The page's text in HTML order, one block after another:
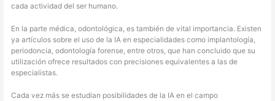
cada actividad del ser humano.
En la parte médica, odontológica, es también de vital importancia. Existen
ya artículos sobre el uso de la IA en especialidades como implantología,
periodoncia, odontología forense, entre otros, que han concluido que su
utilización ofrece resultados con precisiones equivalentes a las de
especialistas.
Cada vez más se estudian posibilidades de la IA en el campo